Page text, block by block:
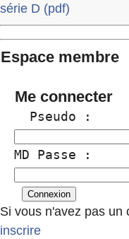
série D (pdf)
Espace membre
Me connecter
  Pseudo :
MD Passe :
Si vous n'avez pas un
inscrire